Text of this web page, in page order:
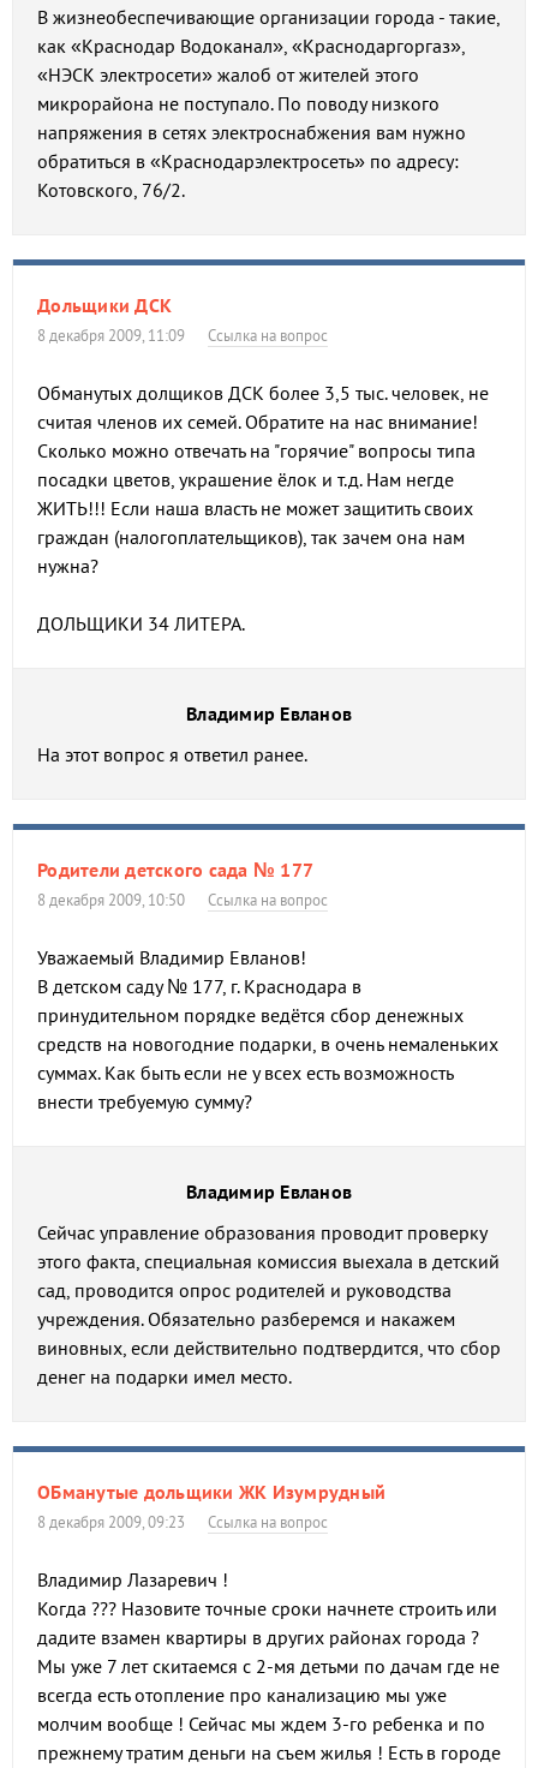
В жизнеобеспечивающие организации города - такие,
как «Краснодар Водоканал», «Краснодаргоргаз»,
«НЭСК электросети» жалоб от жителей этого
микрорайона не поступало. По поводу низкого
напряжения в сетях электроснабжения вам нужно
обратиться в «Краснодарэлектросеть» по адресу:
Котовского, 76/2.
Дольщики ДСК
8 декабря 2009, 11:09 Ссылка на вопрос
Обманутых долщиков ДСК более 3,5 тыс. человек, не
считая членов их семей. Обратите на нас внимание!
Сколько можно отвечать на "горячие" вопросы типа
посадки цветов, украшение ёлок и т.д. Нам негде
ЖИТЬ!!! Если наша власть не может защитить своих
граждан (налогоплательщиков), так зачем она нам
нужна?
ДОЛЬЩИКИ 34 ЛИТЕРА.
Владимир Евланов
На этот вопрос я ответил ранее.
Родители детского сада № 177
8 декабря 2009, 10:50 Ссылка на вопрос
Уважаемый Владимир Евланов!
В детском саду № 177, г. Краснодара в
принудительном порядке ведётся сбор денежных
средств на новогодние подарки, в очень немаленьких
суммах. Как быть если не у всех есть возможность
внести требуемую сумму?
Владимир Евланов
Сейчас управление образования проводит проверку
этого факта, специальная комиссия выехала в детский
сад, проводится опрос родителей и руководства
учреждения. Обязательно разберемся и накажем
виновных, если действительно подтвердится, что сбор
денег на подарки имел место.
ОБманутые дольщики ЖК Изумрудный
8 декабря 2009, 09:23 Ссылка на вопрос
Владимир Лазаревич !
Когда ??? Назовите точные сроки начнете строить или
дадите взамен квартиры в других районах города ?
Мы уже 7 лет скитаемся с 2-мя детьми по дачам где не
всегда есть отопление про канализацию мы уже
молчим вообще ! Сейчас мы ждем 3-го ребенка и по
прежнему тратим деньги на съем жилья ! Есть в городе